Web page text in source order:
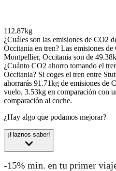
112.87kg
¿Cuáles son las emisiones de CO2
Occitania en tren? Las emisiones
Montpellier, Occitania son de
¿Cuánto CO2 ahorro tomando el
Occitania? Si coges el tren entre
ahorrarás 91.71kg de emisiones de
vuelo, 3.53kg en comparación con
comparación al coche.
¿Hay algo que podamos mejorar?
¡Haznos saber!
-15% mín. en tu primer